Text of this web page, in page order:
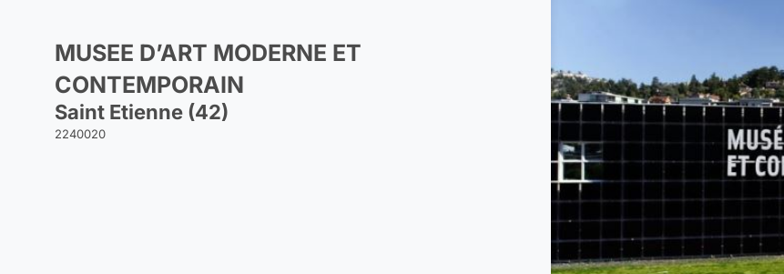
MUSEE D’ART MODERNE ET
CONTEMPORAIN
Saint Etienne (42)
2240020